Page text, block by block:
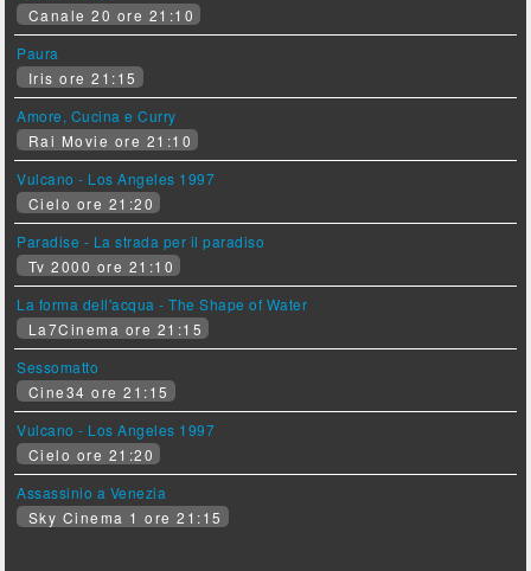
Canale 20 ore 21:10
Paura
Iris ore 21:15
Amore, Cucina e Curry
Rai Movie ore 21:10
Vulcano - Los Angeles 1997
Cielo ore 21:20
Paradise - La strada per il paradiso
Tv 2000 ore 21:10
La forma dell'acqua - The Shape of Water
La7Cinema ore 21:15
Sessomatto
Cine34 ore 21:15
Vulcano - Los Angeles 1997
Cielo ore 21:20
Assassinio a Venezia
Sky Cinema 1 ore 21:15